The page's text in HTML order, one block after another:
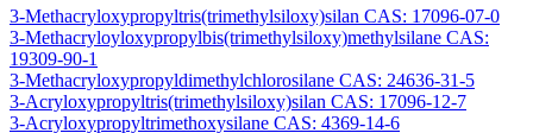
3-Methacryloxypropyltris(trimethylsiloxy)silan CAS: 17096-07-0
3-Methacryloyloxypropylbis(trimethylsiloxy)methylsilane CAS:
19309-90-1
3-Methacryloxypropyldimethylchlorosilane CAS: 24636-31-5
3-Acryloxypropyltris(trimethylsiloxy)silan CAS: 17096-12-7
3-Acryloxypropyltrimethoxysilane CAS: 4369-14-6